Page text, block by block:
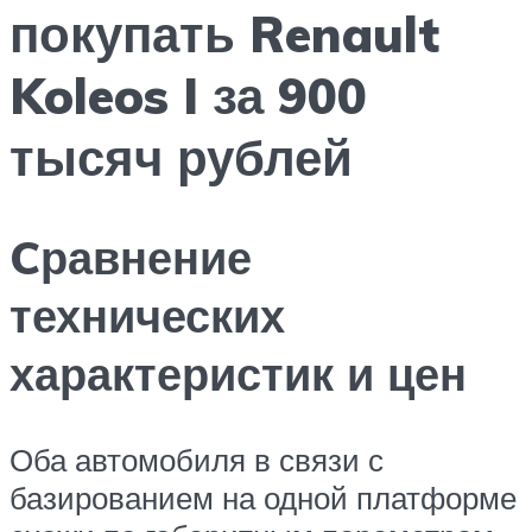
покупать Renault
Koleos I за 900
тысяч рублей
Cравнение
технических
характеристик и цен
Оба автомобиля в связи с
базированием на одной платформе